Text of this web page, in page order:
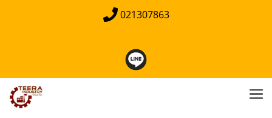
021307863